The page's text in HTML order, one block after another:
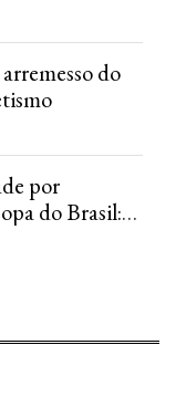
do
por
do Brasil: